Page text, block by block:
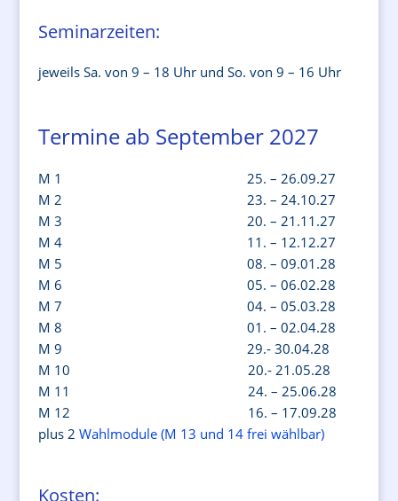
Seminarzeiten:
jeweils Sa. von 9 – 18 Uhr und So. von 9 – 16 Uhr
Termine ab September 2027
M 1 25. – 26.09.27
M 2 23. – 24.10.27
M 3 20. – 21.11.27
M 4 11. – 12.12.27
M 5 08. – 09.01.28
M 6 05. – 06.02.28
M 7 04. – 05.03.28
M 8 01. – 02.04.28
M 9 29.- 30.04.28
M 10 20.- 21.05.28
M 11 24. – 25.06.28
M 12 16. – 17.09.28
plus 2 Wahlmodule (M 13 und 14 frei wählbar)
Kosten: